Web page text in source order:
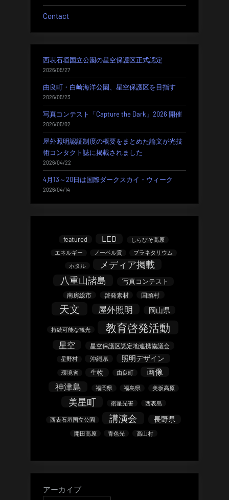
Contact
西表石垣国立公園の星空保護区正式認定
2026/05/27
由良町・白崎海洋公園、星空保護区を目指す
2026/05/23
写真コンテスト「Capture the Dark」2026 開催
2026/05/02
屋外照明認証制度の概要をまとめた論文が光技
術コンタクト誌に掲載されました
2026/04/22
4月13～20日は国際ダークスカイ・ウィーク
2026/04/14
featured LED
しらびそ高原
エネルギー
ノーベル賞
プラネタリウム
ホタル
メディア掲載
八重山諸島
写真コンテスト
南房総市 啓発素材 国頭村
天文 屋外照明 岡山県
持続可能な観光 教育啓発活動
星空 星空保護区認定地連携協議会
星野村 沖縄県 照明デザイン
環境省 生物 由良町 画像
神津島 福岡県 福島県 美坂高原
美星町 衛星光害 西表島
西表石垣国立公園 講演会 長野県
開田高原 青色光 高山村
アーカイブ